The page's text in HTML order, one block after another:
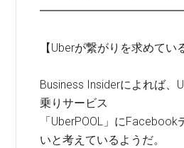
【Uberが繋がりを求めてい
Business Insiderによれば、
乗りサービス
「UberPOOL」に
いと考えているようだ。